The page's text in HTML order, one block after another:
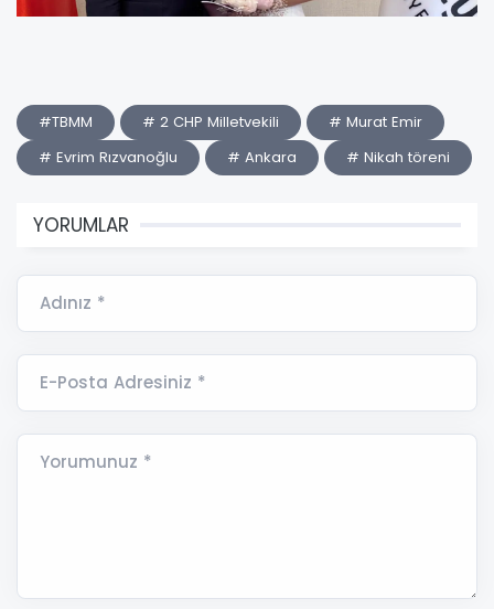
#TBMM # 2 CHP Milletvekili
# Murat Emir
# Evrim Rızvanoğlu
# Ankara # Nikah töreni
YORUMLAR
Adınız *
E-Posta Adresiniz *
Yorumunuz *